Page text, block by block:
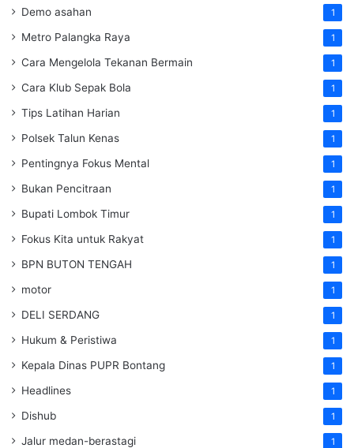
Demo asahan 1
Metro Palangka Raya 1
Cara Mengelola Tekanan Bermain 1
Cara Klub Sepak Bola 1
Tips Latihan Harian 1
Polsek Talun Kenas 1
Pentingnya Fokus Mental 1
Bukan Pencitraan 1
Bupati Lombok Timur 1
Fokus Kita untuk Rakyat 1
BPN BUTON TENGAH 1
motor 1
DELI SERDANG 1
Hukum & Peristiwa 1
Kepala Dinas PUPR Bontang 1
Headlines 1
Dishub 1
Jalur medan-berastagi 1